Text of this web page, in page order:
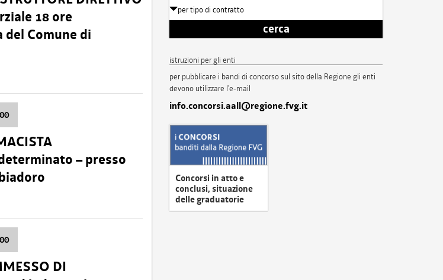
18 ore
del Comune di
– presso
DI
per tipo di contratto
cerca
istruzioni per gli enti
per pubblicare i bandi di concorso sul sito della Regione gli enti
devono utilizzare l'e-mail
info.concorsi.aall@regione.fvg.it
Concorsi in atto e
conclusi, situazione
delle graduatorie